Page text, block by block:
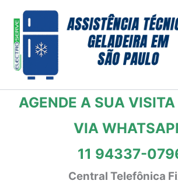
para
conteúdo
AGENDE A SUA
VIA
11 94337-
Central Telefônica